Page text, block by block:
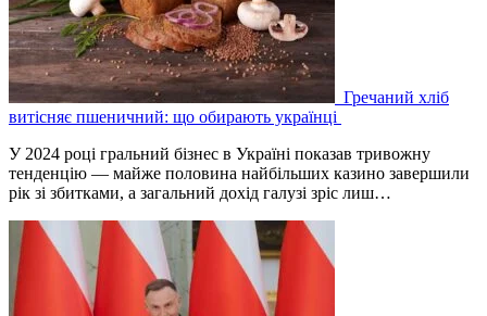
Гречаний хліб
витісняє пшеничний: що обирають українці
У 2024 році гральний бізнес в Україні показав тривожну
тенденцію — майже половина найбільших казино завершили
рік зі збитками, а загальний дохід галузі зріс лиш…